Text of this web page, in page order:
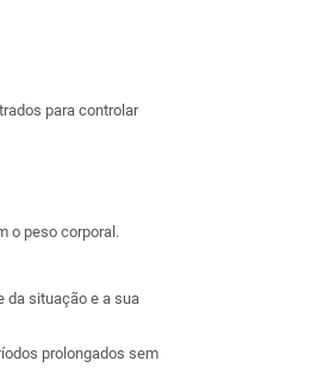
para controlar
o peso corporal.
da situação e a sua
prolongados sem